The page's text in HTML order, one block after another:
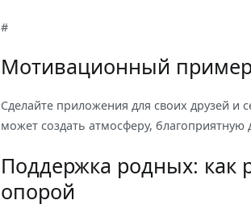
#
Мотивационный пример
Сделайте приложения для своих друзей и
может создать атмосферу,
Поддержка родных: как
опорой